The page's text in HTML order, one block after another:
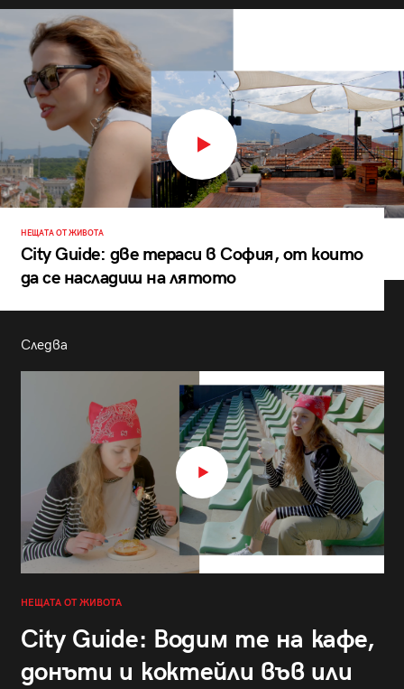
НЕЩАТА ОТ ЖИВОТА
City Guide: две тераси в София, от които
да се насладиш на лятото
Следва
НЕЩАТА ОТ ЖИВОТА
City Guide: Водим те на кафе,
донъти и коктейли във или